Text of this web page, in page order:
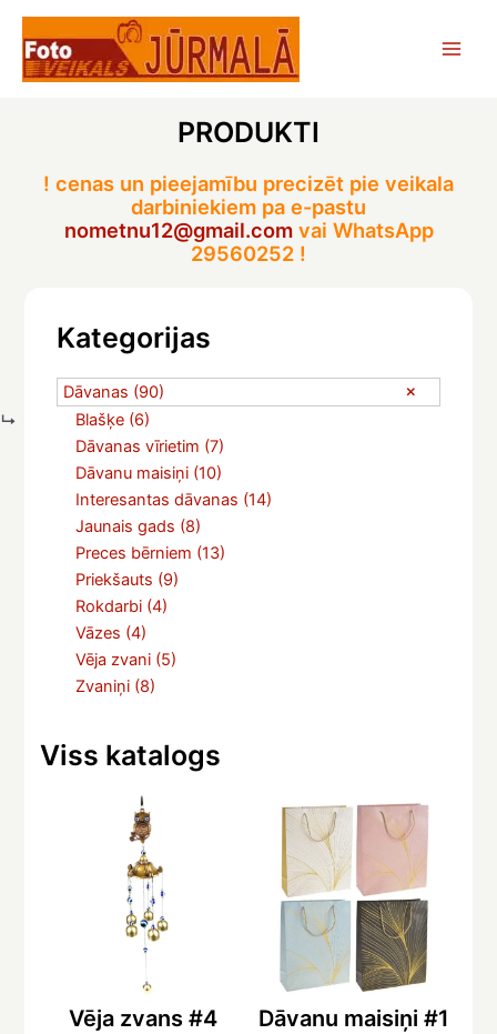
Skip
content
PRODUKTI
! cenas un pieejamību precizēt pie veikala
darbiniekiem pa e-pastu
nometnu12@gmail.comvai WhatsApp
29560252 !
Kategorijas
Dāvanas (90)
Blašķe (6)
Dāvanas vīrietim (7)
Dāvanu maisiņi (10)
Interesantas dāvanas (14)
Jaunais gads (8)
Preces bērniem (13)
Priekšauts (9)
Rokdarbi (4)
Vāzes (4)
Vēja zvani (5)
Zvaniņi (8)
Viss katalogs
Vēja zvans #4 Dāvanu maisiņi #1